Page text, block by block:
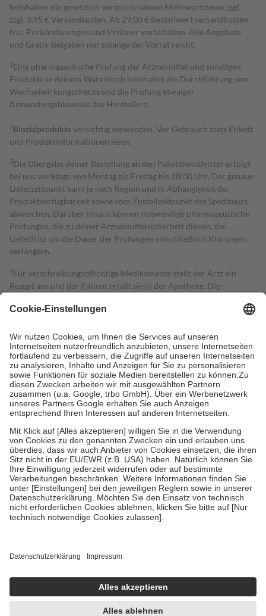
beinhalten die gesetzlich vorgeschriebene Mehrwertsteuer, ggf.
zzgl. 3,95 € Versandkosten. Ab 29,00 € Bestell­wert versand­kosten­
frei. Preisänderungen und Irrtümer vorbehalten. Alle Angebote
und Gratis-Beigaben nur solange der Vorrat reicht.
1 Eine pharmazeutische Prüfung der Arzneimittel und sonstigen
Produkte in deinem Warenkorb beinhaltet die Durchführung von
Wechselwirkungschecks und die Prüfung etwaiger
Anwendungshinweise des Herstellers.
2Biozidproduktevorsichtig verwenden. Vor Gebrauch stets Etikett
und Produktinformationen lesen.
3Die Übergabe deiner Bestellung an den Paketdienstleister erfolgt
bei uns werktags von Montag bis Freitag bis 18:00 Uhr. Der genaue
Lieferzeitpunkt kann je nach Region und in Abhängigkeit der
Produktverfügbarkeit sowie vom Zustellzeitpunkt des Spediteurs
abweichen. Darüber hinaus können notwendige pharmazeutische
Prüfungen, die zu deiner Arzneimittelsicherheit dienen, die
Lieferfrist um die Dauer der Prüfungen einschließlich Klärungen
verlängern.
4Für verschreibungspflichtige Medikamente stellt der Arzt ein
Rezept aus und der Patient erhält sie in der Apotheke. Die
Kosten dafür, der Versicherte trägt einen Teil davon als Zuzahlung
Grundsätzlich leisten Mitglieder Zuzahlungen in Höhe von zehn
Prozent des Abgabepreises,mindestensjedochfünf Euround
höchstens zehn Euro.Es sind jedoch nie mehr als die tatsächlichen
Kosten der Leistung zu entrichten.
Diese Regeln gelten grundsätzlich auch für Online-Apotheken.
Bei Heilmitteln und häuslicher Krankenpflege beträgt die
Zuzahlung zehn Prozent der Kosten sowie zehn Euro je
Um das Engagement der Versicherten für ihre eigene Gesundheit zu
stärken und die besondere Stellung der Familie zu unterstützen,
fallenkeine Zuzahlungen an bei:
• Kindern und Jugendlichen bis zum vollendeten 18. Lebensjahr
mit Ausnahme der Fahrkosten
• Untersuchungen zur Vorsorge und Früherkennung, die von der
GKV getragen werden
• empfohlenen Schutzimpfungen
Wir nutzen Trusted Shops als unabhängigen Dienstleister für die
getroffen, um sicherzustellen, dass es sich um echte Bewertungen
handelt. Mehr Informationen findest du hier:
https://help.etrusted.com/hc/de/articles/4419944605341